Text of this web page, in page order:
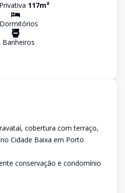
117m²
Dormitórios
Banheiros
cobertura com terraço,
Cidade Baixa em Porto
conservação e condomínio